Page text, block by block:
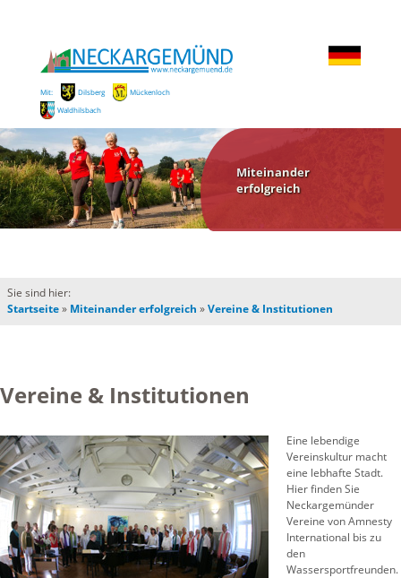
Mit: Dilsberg
Mückenloch
Waldhilsbach
Miteinander
erfolgreich
Sie sind hier:
Startseite» Miteinander erfolgreich »Vereine & Institutionen
Vereine & Institutionen
Eine lebendige
Vereinskultur macht
eine lebhafte Stadt.
Hier finden Sie
Neckargemünder
Vereine von Amnesty
International bis zu
den
Wassersportfreunden.